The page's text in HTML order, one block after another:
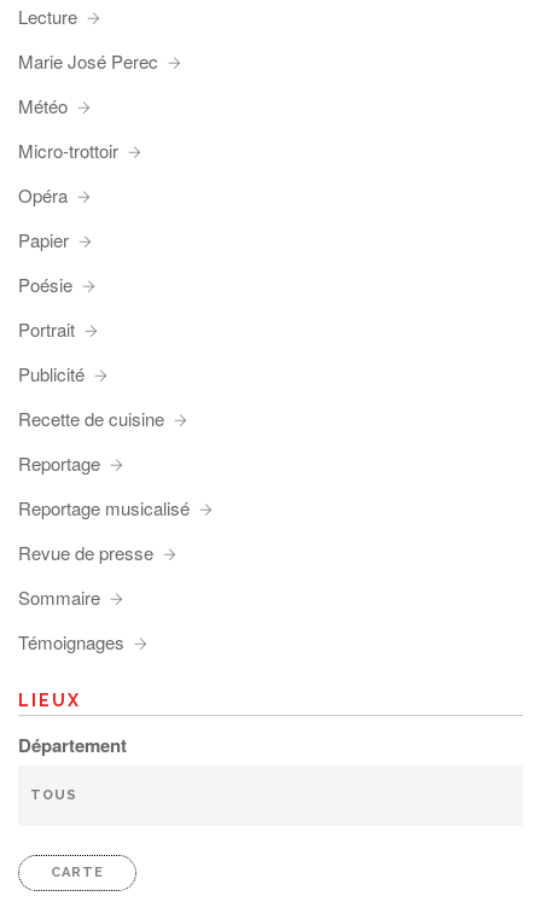
Lecture
Marie José Perec
Météo
Micro-trottoir
Opéra
Papier
Poésie
Portrait
Publicité
Recette de cuisine
Reportage
Reportage musicalisé
Revue de presse
Sommaire
Témoignages
LIEUX
Département
CARTE